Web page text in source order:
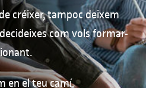
créixer, tampoc deixem
com vols formar-
en el teu camí.